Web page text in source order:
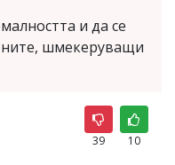
и да се
шмекеруващи
39 10